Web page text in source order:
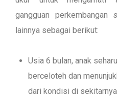
gangguan perkembangan
lainnya sebagai berikut:
Usia 6 bulan, anak
berceloteh dan
dari kondisi di